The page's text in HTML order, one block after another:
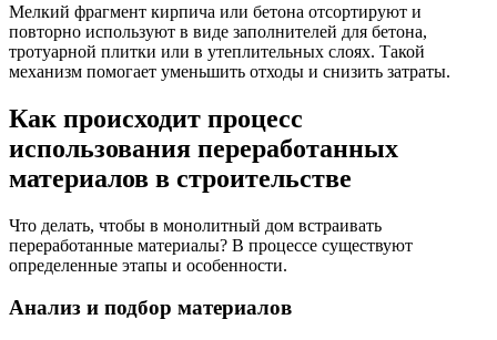
Мелкий фрагмент кирпича или бетона отсортируют и
повторно используют в виде заполнителей для бетона,
тротуарной плитки или в утеплительных слоях. Такой
механизм помогает уменьшить отходы и снизить затраты.
Как происходит процесс
использования переработанных
материалов в строительстве
Что делать, чтобы в монолитный дом встраивать
переработанные материалы? В процессе существуют
определенные этапы и особенности.
Анализ и подбор материалов